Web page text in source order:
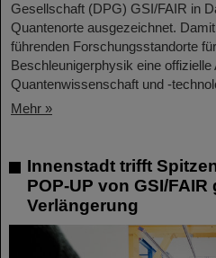
Gesellschaft (DPG) GSI/FAIR in
Quantenorte ausgezeichnet.
führenden Forschungsstandorte
Beschleunigerphysik eine
Quantenwissenschaft und -
Mehr »
Innenstadt trifft
POP-UP von GSI/FAIR
Verlängerung